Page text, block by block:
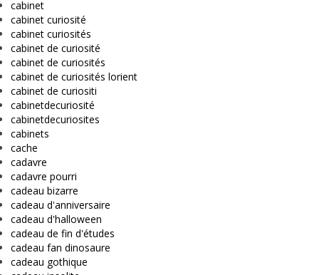
cabinet
cabinet curiosité
cabinet curiosités
cabinet de curiosité
cabinet de curiosités
cabinet de curiosités lorient
cabinet de curiositi
cabinetdecuriosité
cabinetdecuriosites
cabinets
cache
cadavre
cadavre pourri
cadeau bizarre
cadeau d'anniversaire
cadeau d'halloween
cadeau de fin d'études
cadeau fan dinosaure
cadeau gothique